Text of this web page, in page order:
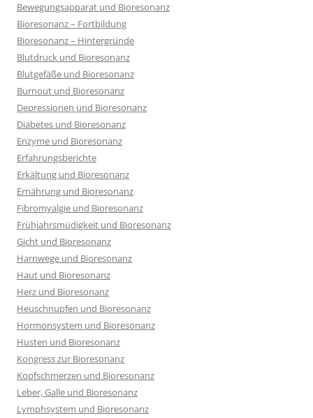
Bewegungsapparat und Bioresonanz
Bioresonanz – Fortbildung
Bioresonanz – Hintergründe
Blutdruck und Bioresonanz
Blutgefäße und Bioresonanz
Burnout und Bioresonanz
Depressionen und Bioresonanz
Diabetes und Bioresonanz
Enzyme und Bioresonanz
Erfahrungsberichte
Erkältung und Bioresonanz
Ernährung und Bioresonanz
Fibromyalgie und Bioresonanz
Frühjahrsmüdigkeit und Bioresonanz
Gicht und Bioresonanz
Harnwege und Bioresonanz
Haut und Bioresonanz
Herz und Bioresonanz
Heuschnupfen und Bioresonanz
Hormonsystem und Bioresonanz
Husten und Bioresonanz
Kongress zur Bioresonanz
Kopfschmerzen und Bioresonanz
Leber, Galle und Bioresonanz
Lymphsystem und Bioresonanz